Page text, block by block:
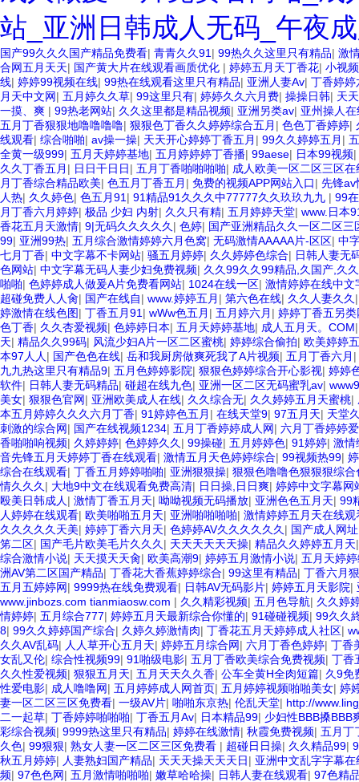
站_亚洲日韩成人无码_午夜
国产99久久久国产精品免费看| 青青久久91 | 99热久久这里只有精品| 激
合网五月天天| 国产黄大片在线观看画质优化 | 婷婷五月天丁香花| 小视
线| 婷婷99视频在线| 99热在线观看这里只有精品| 亚洲人妻Av| 丁香婷婷
月天中文网| 五月婷久久草| 99这里只有| 婷婷久久六月费| 操操日韩| 天
一摸、爽 | 99热老网站| 久久这里都是精品视频| 亚洲另类av| 亚州操人
五月丁香狠狠地噜噜噜噜| 狠狠色丁香久久婷婷综合五月 | 色色丁香婷婷|
线观看| 综合啪啪| av操一操| 天天开心婷婷丁香五月 | 99久久婷婷五月 |
全黄一级999| 五月天婷婷基地| 五月婷婷婷丁香播| 99aese| 日本99视频|
久久丁香五月 | 日日干日日| 五月丁香啪啪啪啪| 成人欧美一区二区三区在
月丁香综合精品欧美| 色五月丁香五月 | 免费的视频APP网站入口| 先锋av
人热| 久久婷色| 色五月91 | 91精品91久久久中77777久久玖玖九九 | 99
月丁香六月婷婷| 极品 少妇 内射| 久久只有精| 五月婷婷天堂| www.日本
香花五月天激情| 9|无码久久久久久 | 色婷| 国产亚洲精品久久一区二区三
99| 亚洲99热| 五月综合激情婷婷六月色窝| 无码激情AAAAA片-区区| 中
七月丁香| 中文字幕不卡网站| 骚五月婷婷| 久久婷婷色综合| 日韩人妻无
色网站| 中文字幕无码人妻少妇免费视频| 久久99久久99精品,久国产,久
啪啪| 色婷婷成人做爰A片免费看网站| 1024在线一区| 激情婷婷在线中文
超碰免费人人肏| 国产在线自| www.婷婷五月 | 第六色在线| 久久人妻久久
婷激情在线色图| 丁香五月91 | wWw色五月 | 五月婷六月 | 婷婷丁香五另类
色丁香| 久久杏爱视频| 色婷婷日本| 五月天婷婷基地| 成人五月天。COM
天| 精品久久99码| 风流少妇A片一区二区蜜桃| 婷婷综合偷拍| 欧美婷婷
本97人人 | 国产色色在线| 岳和我厨房做爽死我了A片视频| 五月丁香六月 |
九九热这里只有精品9| 五月色婷婷影院| 狠狠色婷婷综合开心影视| 婷婷
软件| 日韩人妻无码精品| 碰超在线九色| 亚洲一区二区无码蜜乳av|
美女| 狠狠色官网| 亚洲欧美成人在线| 久久综合无| 久久婷婷五月天蜜桃|
本五月婷婷久久久六月丁香| 91婷婷色五月 | 在线天堂9| 97五月天| 天堂
刺激的综合网| 国产在线视频1234| 五月丁香婷婷成人网| 六月丁香婷婷爱
香啪啪响视频| 久婷婷婷| 色婷婷久久 | 99操碰| 五月婷婷色| 91婷婷| 激情
音先锋五月天婷婷丁香在线观看| 激情五月天色婷婷综合| 99视频热99|
综合在线观看| 丁香五月婷婷啪啪| 亚洲狠狠操| 狠狠色噜噜色狠狠狠综合
情久久久 | 大地9中文在线观看免费高清| 日日操,日日爽| 婷婷中文字幕网
殴美日韩成人 | 激情丁香五月天| 呦呦视频无码播放| 亚洲色色五月天| 99
人婷婷在线观看| 欧美啪啪五月天| 亚洲啪啪啪啪| 激情婷婷五月天在线观
久久久久久天美| 婷婷丁香六月天| 色婷婷AV久久久久久久 | 国产成人网址
笫二区| 国产毛片欧美毛片久久久 | 天天天天天天操| 精品久久婷婷五月天
综合激情小说| 天天摸天天肏| 欧美高潮9| 婷婷五月激情小说| 五月天婷
洲AV第二区国产精品| 丁香花大香蕉婷婷综合| 99这里有精品| 丁香六月
五月五婷婷网| 9999热在线免费观看| 日韩AV无码影片| 婷婷五月天影院|
www.jinbozs.com tianmiaosw.com | 久久精彩视频| 五月色导航| 久久婷
情婷婷| 五月综合777| 婷婷五月天最新综合你懂的| 91碰碰视频| 99久久
8| 99久久婷婷国产综合| 久婷久婷激情肉| 丁香花五月天婷婷成人社区|
久久AV乱码| 人人草开心五月天| 婷婷五月综合网| 六月丁香色婷婷| 丁香
女乱又伦| 综合性视频99| 91啪级电影| 五月丁香欧美综合免费视频| 丁香
久久性爱视频| 狠狠五月天| 五月天天久久香| 公车全黄H全肉短篇| 久9免
性爱电影| 成人噜噜网| 五月婷婷成人网首页| 五月婷婷视频啪啪美女| 婷
妻一区二区三区免费看| 一级AV片| 啪啪东京热| 伦乱天堂| http://
二一起草| 丁香婷婷啪啪啪| 丁香五月Av| 日本精品99| 少妇性BBB搡BBB
彩综合视频| 9999热这里只有精品| 婷婷在线激情| 秋霞免费视频| 五月丁
久色| 99狠狠| 熟女人妻一区二区三区免费看 | 超碰日日操| 久久精品99|
秋五月婷婷| 人妻熟妇国产精品| 天天天操天天天日| 亚洲中文乱字字幕在
频| 97色色网| 五月激情啪啪啪| 嫩草哈哈操| 日韩人妻在线观看| 97色精